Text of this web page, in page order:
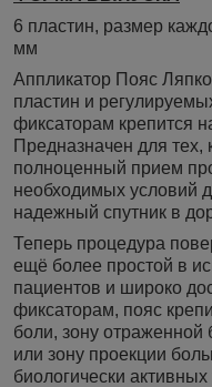
6 пластин, размер
мм
Аппликатор Пояс
пластин и
фиксаторам крепится
Предназначен для тех,
полноценный прием
необходимых условий
надежный спутник в
Теперь процедура
ещё более простой в
пациентов и широко
фиксаторам, пояс
боли, зону отраженной
или зону проекции
биологически